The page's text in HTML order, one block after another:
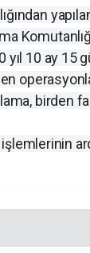
yıl 10 ay
birden
işlemlerinin